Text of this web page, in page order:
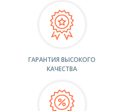
ГАРАНТИЯ ВЫСОКОГО
КАЧЕСТВА